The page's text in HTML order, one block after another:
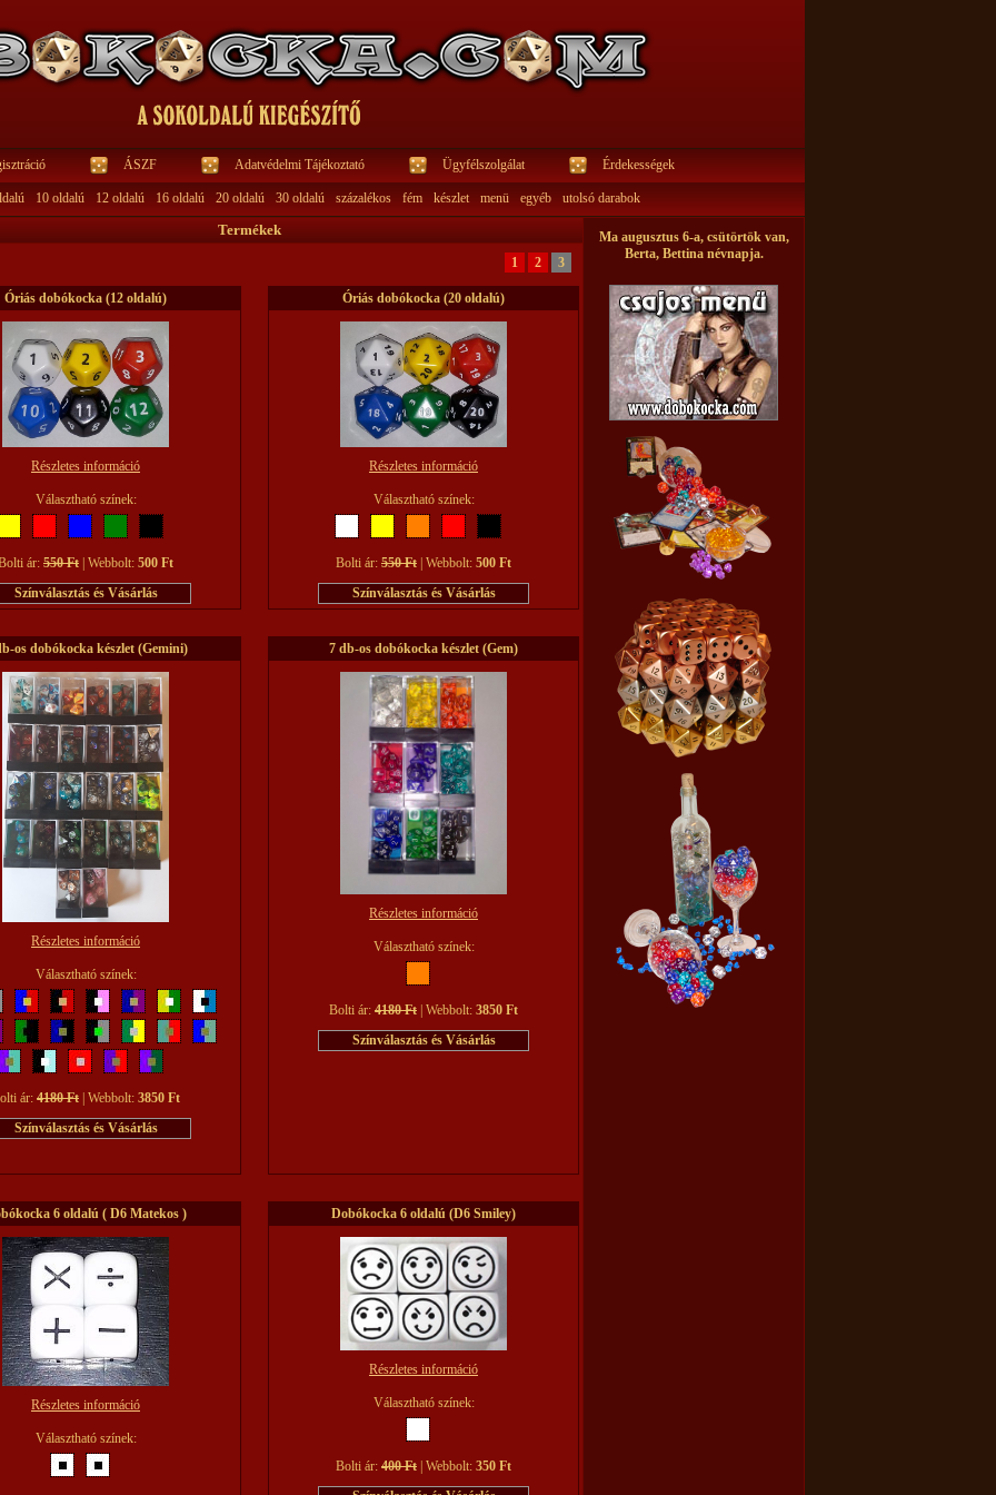
ÁSZF Adatvédelmi Tájékoztató Ügyfélszolgálat Érdekességek
10 oldalú 12 oldalú 16 oldalú 20 oldalú 30 oldalú százalékos fém készlet menü egyéb utolsó darabok
Termékek
1 2 3
Óriás dobókocka (12 oldalú)
Részletes információ
Választható színek:
ár: 550 Ft | Webbolt: 500 Ft
Óriás dobókocka (20 oldalú)
Részletes információ
Választható színek:
Bolti ár: 550 Ft | Webbolt: 500 Ft
os dobókocka készlet (Gemini)
Részletes információ
Választható színek:
ár: 4180 Ft | Webbolt: 3850 Ft
7 db-os dobókocka készlet (Gem)
Részletes információ
Választható színek:
Bolti ár: 4180 Ft | Webbolt: 3850 Ft
6 oldalú ( D6 Matekos )
Részletes információ
Választható színek:
Dobókocka 6 oldalú (D6 Smiley)
Részletes információ
Választható színek:
Bolti ár: 400 Ft | Webbolt: 350 Ft
Ma augusztus 6-a, csütörtök van,
Berta, Bettina névnapja.